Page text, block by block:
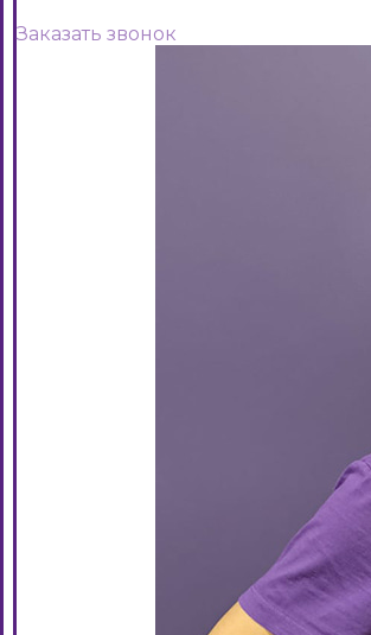
Заказать звонок